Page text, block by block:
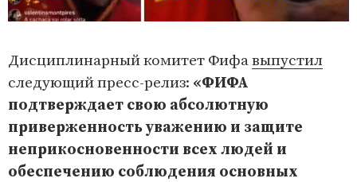
Дисциплинарный комитет Фифавыпустил
следующий пресс-релиз: «ФИФА
подтверждает свою абсолютную
приверженность уважению и защите
неприкосновенности всех людей и
обеспечению соблюдения основных